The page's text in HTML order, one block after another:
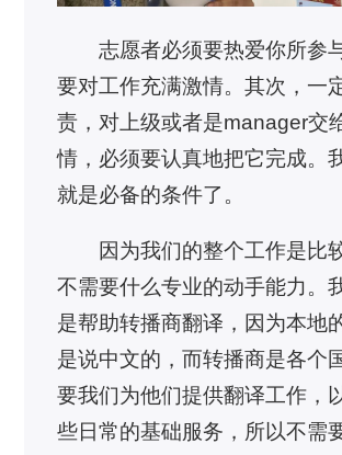
志愿者必须要热爱你所参
要对工作充满激情。其次，一
责，对上级或者是manager交
情，必须要认真地把它完成。
就是必备的条件了。
因为我们的整个工作是比
不需要什么专业的动手能力。
是帮助转播商翻译，因为本地
是说中文的，而转播商是各个
要我们为他们提供翻译工作，
些日常的基础服务，所以不需